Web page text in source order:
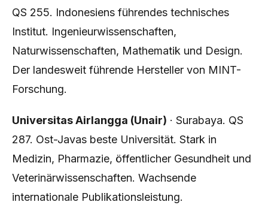
QS 255. Indonesiens führendes technisches
Institut. Ingenieurwissenschaften,
Naturwissenschaften, Mathematik und Design.
Der landesweit führende Hersteller von MINT-
Forschung.
Universitas Airlangga (Unair) · Surabaya. QS
287. Ost-Javas beste Universität. Stark in
Medizin, Pharmazie, öffentlicher Gesundheit und
Veterinärwissenschaften. Wachsende
internationale Publikationsleistung.